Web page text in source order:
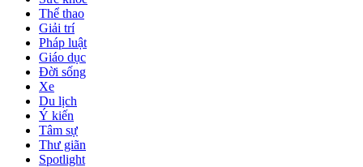
Thể thao
Giải trí
Pháp luật
Giáo dục
Đời sống
Xe
Du lịch
Ý kiến
Tâm sự
Thư giãn
Spotlight